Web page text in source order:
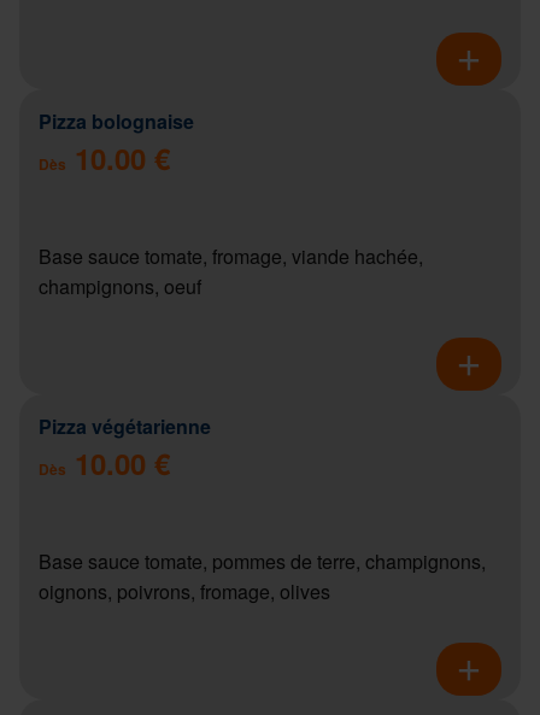
Pizza bolognaise
Dès 10.00 €
Base sauce tomate, fromage, viande hachée,
champignons, oeuf
Pizza végétarienne
Dès 10.00 €
Base sauce tomate, pommes de terre, champignons,
oignons, poivrons, fromage, olives